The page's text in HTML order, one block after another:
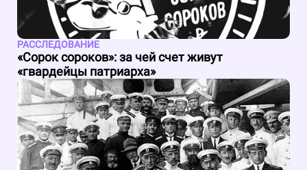
РАССЛЕДОВАНИЕ
«Сорок сороков»: за чей счет живут
«гвардейцы патриарха»